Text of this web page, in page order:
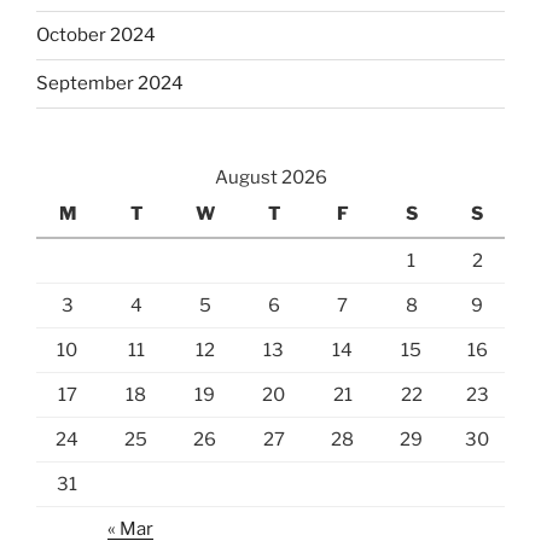
October 2024
September 2024
August 2026
M
T W T F S S
1 2
3 4 5 6 7 8 9
10 11 12 13 14 15 16
17 18 19 20 21 22 23
24 25 26 27 28 29 30
31
« Mar